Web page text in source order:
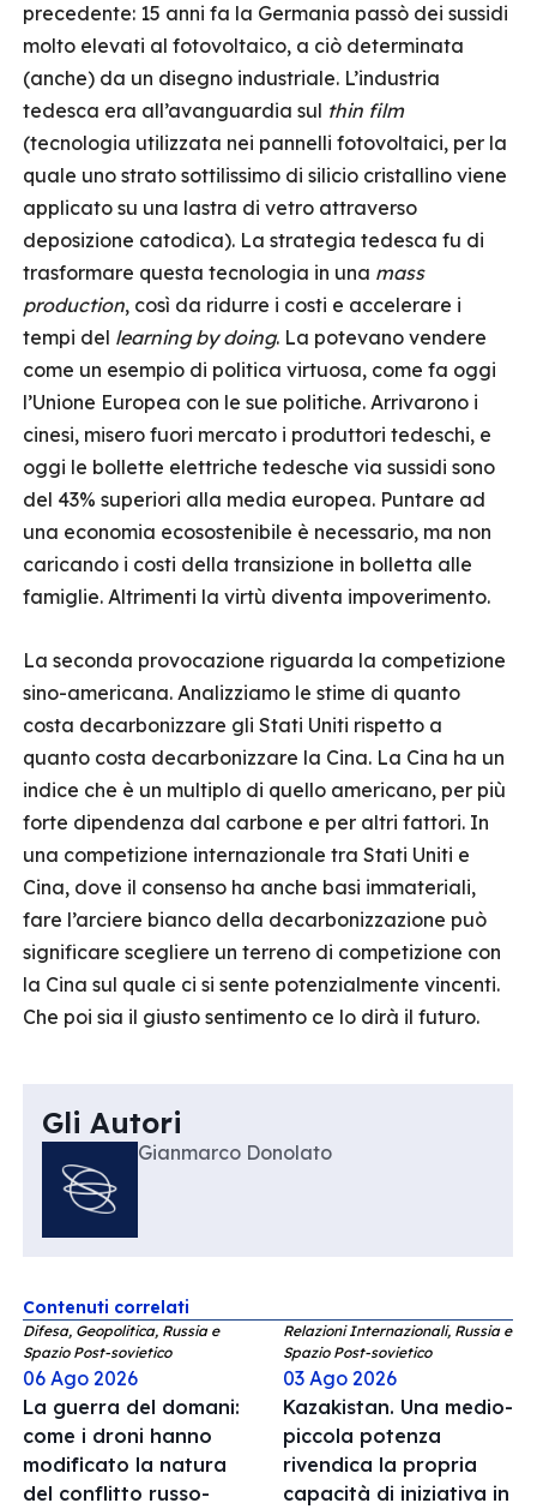
precedente: 15 anni fa la Germania passò dei sussidi
molto elevati al fotovoltaico, a ciò determinata
(anche) da un disegno industriale. L’industria
tedesca era all’avanguardia sul thin film
(tecnologia utilizzata nei pannelli fotovoltaici, per la
quale uno strato sottilissimo di silicio cristallino viene
applicato su una lastra di vetro attraverso
deposizione catodica). La strategia tedesca fu di
trasformare questa tecnologia in una mass
production, così da ridurre i costi e accelerare i
tempi del learning by doing. La potevano vendere
come un esempio di politica virtuosa, come fa oggi
l’Unione Europea con le sue politiche. Arrivarono i
cinesi, misero fuori mercato i produttori tedeschi, e
oggi le bollette elettriche tedesche via sussidi sono
del 43% superiori alla media europea. Puntare ad
una economia ecosostenibile è necessario, ma non
caricando i costi della transizione in bolletta alle
famiglie. Altrimenti la virtù diventa impoverimento.
La seconda provocazione riguarda la competizione
sino-americana. Analizziamo le stime di quanto
costa decarbonizzare gli Stati Uniti rispetto a
quanto costa decarbonizzare la Cina. La Cina ha un
indice che è un multiplo di quello americano, per più
forte dipendenza dal carbone e per altri fattori. In
una competizione internazionale tra Stati Uniti e
Cina, dove il consenso ha anche basi immateriali,
fare l’arciere bianco della decarbonizzazione può
significare scegliere un terreno di competizione con
la Cina sul quale ci si sente potenzialmente vincenti.
Che poi sia il giusto sentimento ce lo dirà il futuro.
Gli Autori
Gianmarco Donolato
Contenuti correlati
Difesa, Geopolitica, Russia e
Spazio Post-sovietico
06 Ago 2026
La guerra del domani:
come i droni hanno
modificato la natura
del conflitto russo-
Relazioni Internazionali, Russia e
Spazio Post-sovietico
03 Ago 2026
Kazakistan. Una medio-
piccola potenza
rivendica la propria
capacità di iniziativa in